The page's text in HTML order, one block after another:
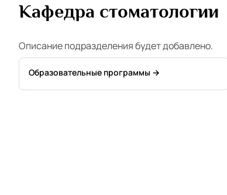
Кафедра стоматологии
Описание подразделения будет добавлено.
Образовательные программы →